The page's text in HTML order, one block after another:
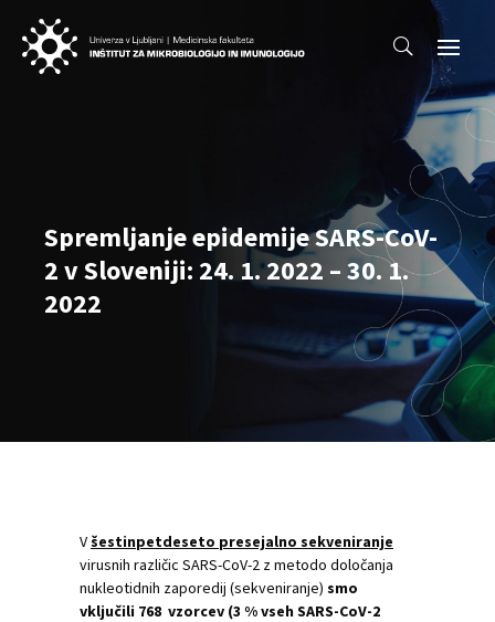
Spremljanje epidemije SARS-CoV-
2 v Sloveniji: 24. 1. 2022 – 30. 1.
2022
Všestinpetdeseto presejalno sekveniranje
virusnih različic SARS-CoV-2 z metodo določanja
nukleotidnih zaporedij (sekveniranje) smo
vključili 768 vzorcev (3 % vseh SARS-CoV-2